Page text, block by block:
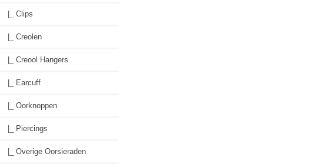
|_ Clips
|_ Creolen
|_ Creool Hangers
|_ Earcuff
|_ Oorknoppen
|_ Piercings
|_ Overige Oorsieraden